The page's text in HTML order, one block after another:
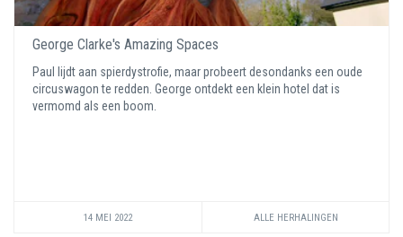
George Clarke's Amazing Spaces
Paul lijdt aan spierdystrofie, maar probeert desondanks een oude
circuswagon te redden. George ontdekt een klein hotel dat is
vermomd als een boom.
14 MEI 2022 ALLE HERHALINGEN